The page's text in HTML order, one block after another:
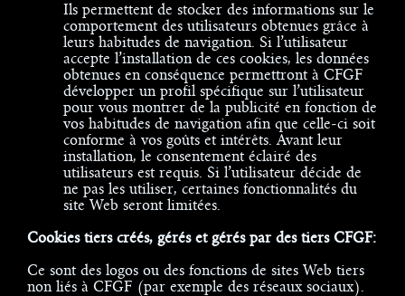
Ils permettent de stocker des informations sur le
comportement des utilisateurs obtenues grâce à
leurs habitudes de navigation. Si l’utilisateur
accepte l’installation de ces cookies, les données
obtenues en conséquence permettront à CFGF
développer un profil spécifique sur l’utilisateur
pour vous montrer de la publicité en fonction de
vos habitudes de navigation afin que celle-ci soit
conforme à vos goûts et intérêts. Avant leur
installation, le consentement éclairé des
utilisateurs est requis. Si l’utilisateur décide de
ne pas les utiliser, certaines fonctionnalités du
site Web seront limitées.
Cookies tiers créés, gérés et gérés par des tiers CFGF:
Ce sont des logos ou des fonctions de sites Web tiers
non liés à CFGF (par exemple des réseaux sociaux).